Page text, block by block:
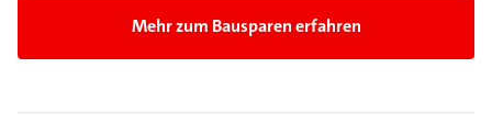
Mehr zum Bausparen erfahren